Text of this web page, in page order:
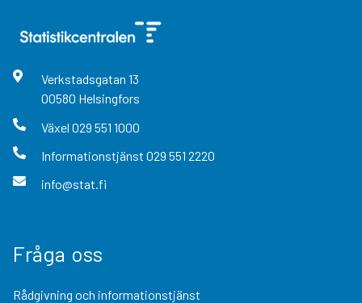
Verkstadsgatan 13
00580 Helsingfors
Växel 029 551 1000
Informationstjänst 029 551 2220
info@stat.fi
Fråga oss
Rådgivning och informationstjänst